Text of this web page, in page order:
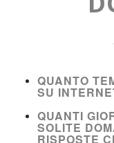
QUANTO
SU
QUANTI
SOLITE
RISPOSTE